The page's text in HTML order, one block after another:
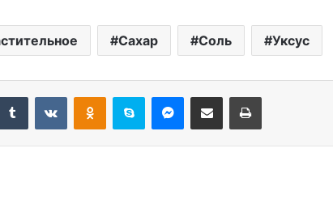
Сахар Соль Уксус
Tumblr ВконтактеОдноклассники
Skype Messenger
Поделиться через электронную почту Печатать